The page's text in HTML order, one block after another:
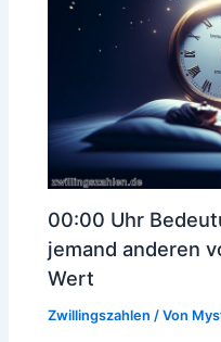
00:00 Uhr
jemand anderen
Wert
Zwillingszahlen / Von